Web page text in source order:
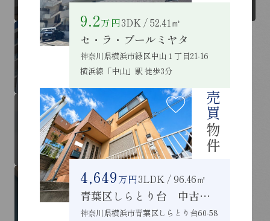
9.2万円3DK / 52.41㎡
セ・ラ・ブールミヤタ
神奈川県横浜市緑区中山１丁目21-16
横浜線「中山」駅 徒歩3分
売買
物件
4,649万円3LDK / 96.46㎡
青葉区しらとり台 中古戸建
神奈川県横浜市青葉区しらとり台60-58
RENT
借りたい
LEND
貸したい
BUY / MEMBER
買いたい /
会員登録
売りたい /
無料査定
NEW RENT
新着 賃貸物件
NEW SALE
新着 売買物件